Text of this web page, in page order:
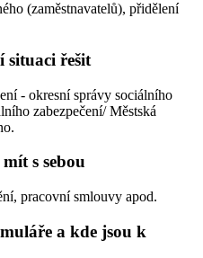
(zaměstnavatelů), přidělení
situaci řešit
- okresní správy sociálního
zabezpečení/ Městská
s sebou
pracovní smlouvy apod.
a kde jsou k